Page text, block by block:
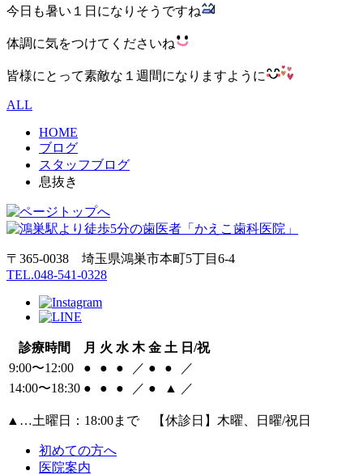
今日も暑い１日になりそうですね
体調に気をつけてくださいね
皆様にとって素敵な１週間になりますように
ALL
HOME
ブログ
スタッフブログ
息抜き
〒365-0038 埼玉県鴻巣市本町5丁目6‐4
TEL.048-541-0328
診療時間 月 火 水 木 金 土 日/祝
9:00〜12:00
● ● ● ／ ● ●
／
14:00〜18:30 ● ● ● ／ ● ▲ ／
▲ …土曜日：18:00まで 【休診日】木曜、日曜/祝日
初めての方へ
医院案内